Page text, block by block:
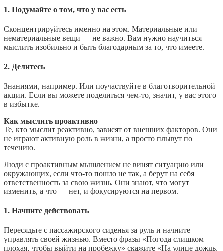
1. Подумайте о том, что у вас есть
Сконцентрируйтесь именно на этом. Материальные или
нематериальные вещи — не важно. Вам нужно научиться
мыслить изобильно и быть благодарным за то, что имеете.
2. Делитесь
Знаниями, например. Или поучаствуйте в благотворительной
акции. Если вы можете поделиться чем-то, значит, у вас этого
в избытке.
Как мыслить проактивно
Те, кто мыслит реактивно, зависят от внешних факторов. Они
не играют активную роль в жизни, а просто плывут по
течению.
Люди с проактивным мышлением не винят ситуацию или
окружающих, если что-то пошло не так, а берут на себя
ответственность за свою жизнь. Они знают, что могут
изменить, а что — нет, и фокусируются на первом.
1. Начните действовать
Пересядьте с пассажирского сиденья за руль и начните
управлять своей жизнью. Вместо фразы «Погода слишком
плохая, чтобы выйти на пробежку» скажите «На улице дождь,